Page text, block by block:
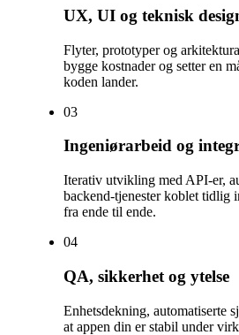
UX, UI og teknisk
Flyter, prototyper og
bygge kostnader og setter en
koden lander.
03
Ingeniørarbeid og
Iterativ utvikling med API-er,
backend-tjenester koblet tidlig
fra ende til ende.
04
QA, sikkerhet og ytelse
Enhetsdekning, automatiserte
at appen din er stabil under